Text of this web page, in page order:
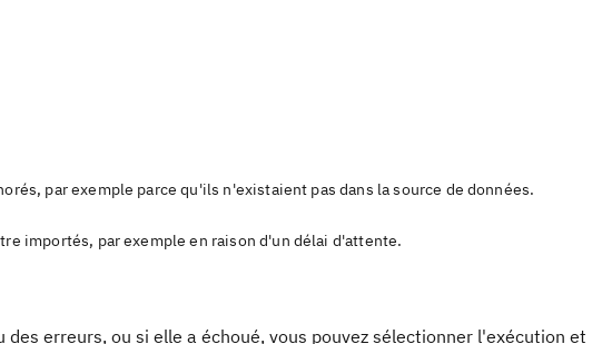
par exemple parce qu'ils n'existaient pas dans la source de données.
importés, par exemple en raison d'un délai d'attente.
erreurs, ou si elle a échoué, vous pouvez sélectionner l'exécution et